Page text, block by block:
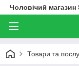
Чоловічий магазин
Товари та